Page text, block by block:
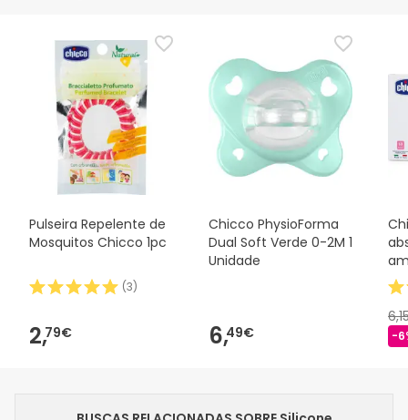
Pulseira Repelente de
Mosquitos Chicco 1pc
(3)
2,79€
Chicco PhysioForma
Dual Soft Verde 0-2M 1
Unidade
6,49€ -